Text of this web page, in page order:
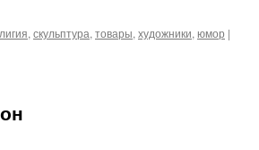
, скульптура, товары, художники, юмор |